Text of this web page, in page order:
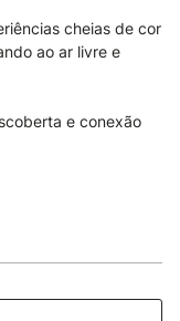
cheias de cor
ao ar livre e
e conexão